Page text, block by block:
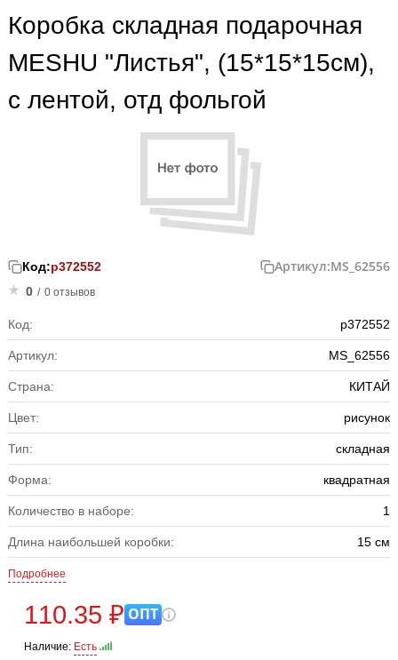
Коробка складная подарочная
MESHU "Листья", (15*15*15см),
с лентой, отд фольгой
Код:р372552 Артикул:MS_62556
0 / 0 отзывов
Код: р372552
Артикул: MS_62556
Страна: КИТАЙ
Цвет: рисунок
Тип: складная
Форма: квадратная
Количество в наборе: 1
Длина наибольшей коробки: 15 см
Подробнее
110.35 ₽ ОПТ
Наличие: Есть